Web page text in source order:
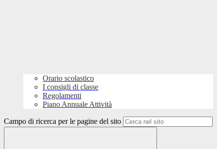
Orario scolastico
I consigli di classe
Regolamenti
Piano Annuale Attività
Campo di ricerca per le pagine del sito